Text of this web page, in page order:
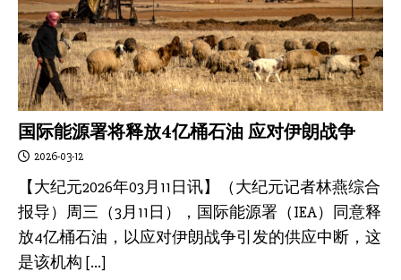
国际能源署将释放4亿桶石油 应对伊朗战争
2026-03-12
【大纪元2026年03月11日讯】（大纪元记者林燕综合
报导）周三（3月11日），国际能源署（IEA）同意释
放4亿桶石油，以应对伊朗战争引发的供应中断，这
是该机构 […]